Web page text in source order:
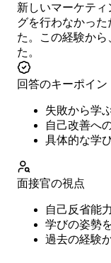
新しいマーケテ
グを行わなかっ
た。この経験か
た。
回答のキーポイン
失敗から学
自己改善へ
具体的な学
面接官の視点
自己反省能
学びの姿勢
過去の経験